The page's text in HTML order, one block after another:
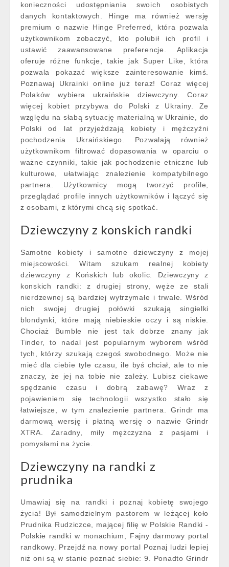
konieczności udostępniania swoich osobistych
danych kontaktowych. Hinge ma również wersję
premium o nazwie Hinge Preferred, która pozwala
użytkownikom zobaczyć, kto polubił ich profil i
ustawić zaawansowane preferencje. Aplikacja
oferuje różne funkcje, takie jak Super Like, która
pozwala pokazać większe zainteresowanie kimś.
Poznawaj Ukrainki online już teraz! Coraz więcej
Polaków wybiera ukraińskie dziewczyny. Coraz
więcej kobiet przybywa do Polski z Ukrainy. Ze
względu na słabą sytuację materialną w Ukrainie, do
Polski od lat przyjeżdzają kobiety i mężczyźni
pochodzenia Ukraińskiego. Pozwalają również
użytkownikom filtrować dopasowania w oparciu o
ważne czynniki, takie jak pochodzenie etniczne lub
kulturowe, ułatwiając znalezienie kompatybilnego
partnera. Użytkownicy mogą tworzyć profile,
przeglądać profile innych użytkowników i łączyć się
z osobami, z którymi chcą się spotkać.
Dziewczyny z konskich randki
Samotne kobiety i samotne dziewczyny z mojej
miejscowości. Witam szukam realnej kobiety
dziewczyny z Końskich lub okolic. Dziewczyny z
konskich randki: z drugiej strony, węże ze stali
nierdzewnej są bardziej wytrzymałe i trwałe. Wśród
nich swojej drugiej połówki szukają singielki
blondynki, które mają niebieskie oczy i są niskie.
Chociaż Bumble nie jest tak dobrze znany jak
Tinder, to nadal jest popularnym wyborem wśród
tych, którzy szukają czegoś swobodnego. Może nie
mieć dla ciebie tyle czasu, ile byś chciał, ale to nie
znaczy, że jej na tobie nie zależy. Lubisz ciekawe
spędzanie czasu i dobrą zabawę? Wraz z
pojawieniem się technologii wszystko stało się
łatwiejsze, w tym znalezienie partnera. Grindr ma
darmową wersję i płatną wersję o nazwie Grindr
XTRA. Zaradny, miły mężczyzna z pasjami i
pomysłami na życie.
Dziewczyny na randki z
prudnika
Umawiaj się na randki i poznaj kobietę swojego
życia! Był samodzielnym pastorem w leżącej koło
Prudnika Rudziczce, mającej filię w Polskie Randki -
Polskie randki w monachium, Fajny darmowy portal
randkowy. Przejdź na nowy portal Poznaj ludzi lepiej
niż oni są w stanie poznać siebie: 9. Ponadto Grindr